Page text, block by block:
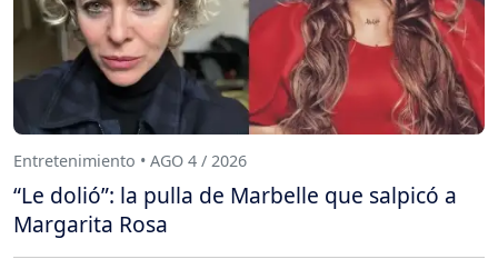
Entretenimiento • AGO 4 / 2026
“Le dolió”: la pulla de Marbelle que salpicó a
Margarita Rosa